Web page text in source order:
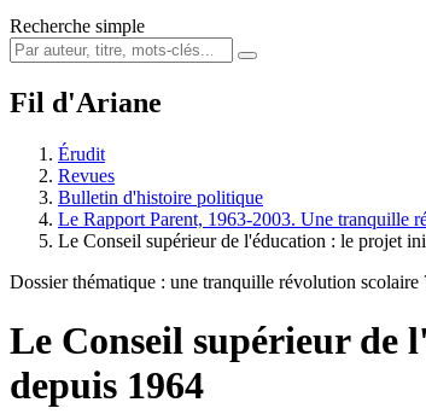
Recherche simple
Fil d'Ariane
Érudit
Revues
Bulletin d'histoire politique
Le Rapport Parent, 1963-2003. Une tranquille
Le Conseil supérieur de l'éducation : le projet
Dossier thématique : une tranquille révolution
Le Conseil supérieur de
depuis 1964